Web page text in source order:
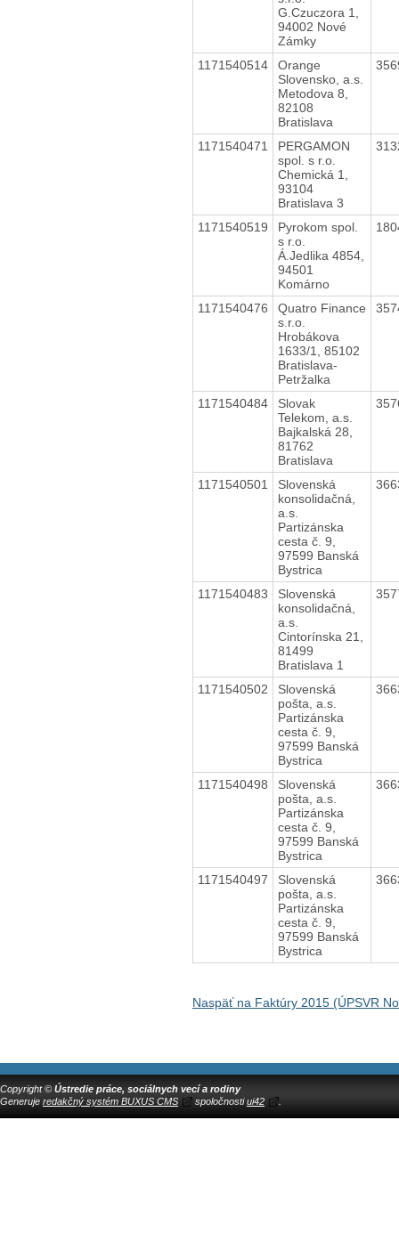
G.Czuczora 1,
94002 Nové
Zámky
1171540514
Orange
Slovensko, a.s.
Metodova 8,
82108
Bratislava
1171540471
PERGAMON
spol. s r.o.
Chemická 1,
93104
Bratislava 3
1171540519
Pyrokom spol.
s r.o.
Á.Jedlika 4854,
94501
Komárno
1171540476
Quatro Finance
s.r.o.
Hrobákova
1633/1, 85102
Bratislava-
Petržalka
1171540484
Slovak
Telekom, a.s.
Bajkalská 28,
81762
Bratislava
1171540501
Slovenská
konsolidačná,
a.s.
Partizánska
cesta č. 9,
97599 Banská
Bystrica
1171540483
Slovenská
konsolidačná,
a.s.
Cintorínska 21,
81499
Bratislava 1
1171540502
Slovenská
pošta, a.s.
Partizánska
cesta č. 9,
97599 Banská
Bystrica
1171540498
Slovenská
pošta, a.s.
Partizánska
cesta č. 9,
97599 Banská
Bystrica
1171540497
Slovenská
pošta, a.s.
Partizánska
cesta č. 9,
97599 Banská
Bystrica
Naspäť na Faktúry 2015 (ÚPSVR
Copyright © Ústredie práce, sociálnych vecí a rodiny
Generuje redakčný systém BUXUS CMS spoločnostiui42